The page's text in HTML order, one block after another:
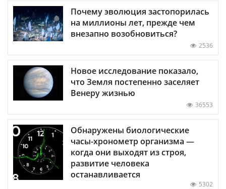
Почему эволюция застопорилась
на миллионы лет, прежде чем
внезапно возобновиться?
2536
Новое исследование показало,
что Земля постепенно заселяет
Венеру жизнью
36553
Обнаружены биологические
часы-хронометр организма —
когда они выходят из строя,
развитие человека
останавливается
5302